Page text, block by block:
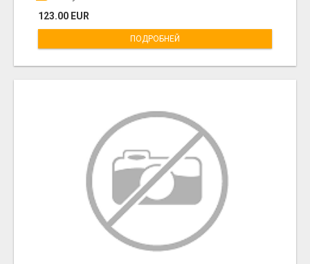
123.00 EUR
ПОДРОБНЕЙ